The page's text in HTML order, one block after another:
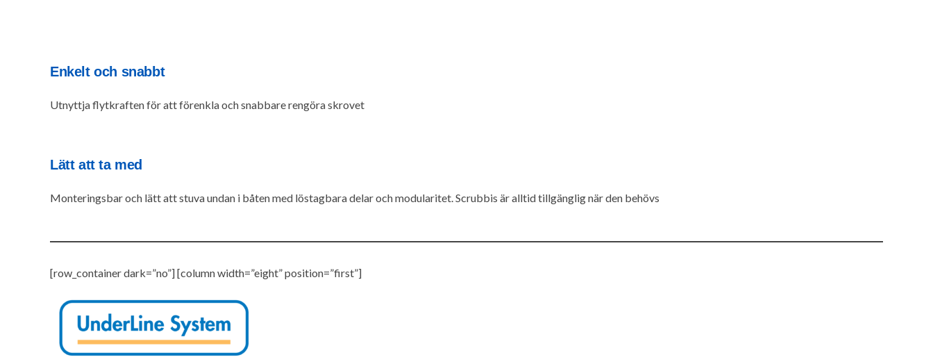
Enkelt och snabbt
Utnyttja flytkraften för att förenkla och snabbare rengöra skrovet
Lätt att ta med
Monteringsbar och lätt att stuva undan i båten med löstagbara delar och modularitet. Scrubbis är alltid tillgänglig när den behövs
[row_container dark=”no”] [column width=”eight” position=”first”]